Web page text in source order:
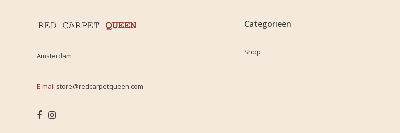
Amsterdam
E-mail store@redcarpetqueen.com
Categorieën
Shop